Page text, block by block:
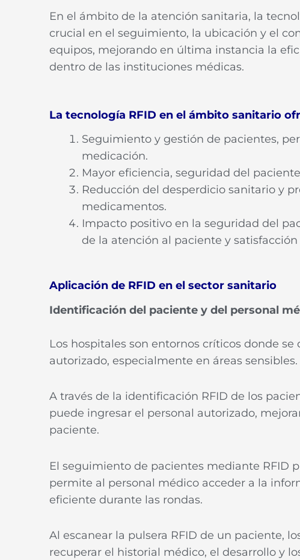
En el ámbito de la atención sanitaria, la
crucial en el seguimiento, la ubicación y el
equipos, mejorando en última instancia la
dentro de las instituciones médicas.
La tecnología RFID en el ámbito sanitario
Seguimiento y gestión de pacientes,
medicación.
Mayor eficiencia, seguridad del
Reducción del desperdicio sanitario y
medicamentos.
Impacto positivo en la seguridad del
de la atención al paciente y
Aplicación de RFID en el sector sanitario
Identificación del paciente y del personal
Los hospitales son entornos críticos donde
autorizado, especialmente en áreas sensibles.
A través de la identificación RFID de los
puede ingresar el personal autorizado,
paciente.
El seguimiento de pacientes mediante RFID
permite al personal médico acceder a la
eficiente durante las rondas.
Al escanear la pulsera RFID de un paciente,
recuperar el historial médico, el desarrollo y